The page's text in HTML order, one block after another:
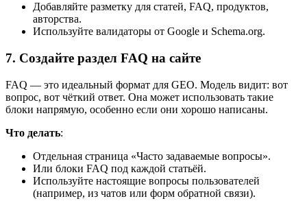
Добавляйте разметку для статей, FAQ, продуктов,
авторства.
Используйте валидаторы от Google и Schema.org.
7. Создайте раздел FAQ на сайте
FAQ — это идеальный формат для GEO. Модель видит: вот
вопрос, вот чёткий ответ. Она может использовать такие
блоки напрямую, особенно если они хорошо написаны.
Что делать:
Отдельная страница «Часто задаваемые вопросы».
Или блоки FAQ под каждой статьёй.
Используйте настоящие вопросы пользователей
(например, из чатов или форм обратной связи).